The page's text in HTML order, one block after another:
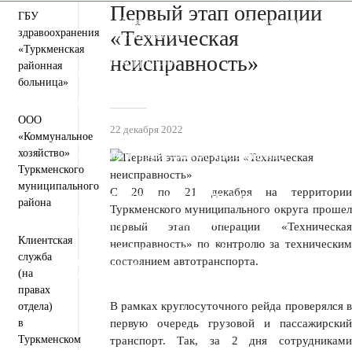
Пресс-центр Деятельность
Документы
Инвестиционная деятельность
Общественная приемная
Противодействие коррупции
Информация для участников СВО и членов их семей
Полезная информация
Муниципальная служба
Открытый бюджет для граждан
Общественный совет
Защита населения и территорий от чрезвычайных
ситуаций
Антитеррористическая комиссия
Противодействие экстремизму и терроризму
Вестник ТМО
Всероссийская перепись населения 2021
Государственные и муниципальные учреждения
Перечень пространственных сведений
Персональные данные
Региональный проект "Защитники"
ГБУ
здравоохранения
«Туркменская
районная
больница»
ООО
«Коммунальное
хозяйство»
Туркменского
муниципального
района
Клиентская
служба
(на
правах
отдела)
в
Туркменском
Первый этап операции
«Техническая
неисправность»
22 декабря 2022
С 20 по 21 декабря на территории
Туркменского муниципального округа прошел
первый этап операции «Техническая
неисправность» по контролю за техническим
состоянием автотранспорта.
В рамках круглосуточного рейда проверялся в
первую очередь грузовой и пассажирский
транспорт. Так, за 2 дня сотрудниками